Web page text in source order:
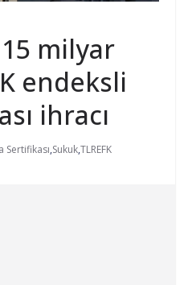
milyar
endeksli
ihracı
Sertifikası,Sukuk,TLREFK